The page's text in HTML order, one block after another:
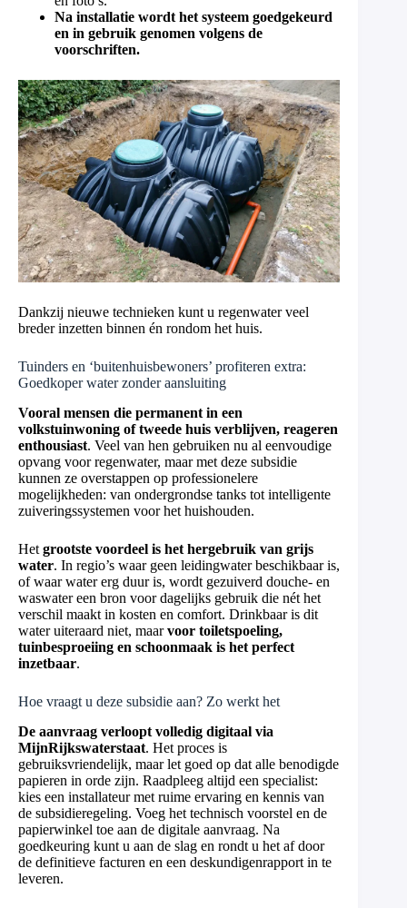
Na installatie wordt het systeem goedgekeurd
en in gebruik genomen volgens de
voorschriften.
Dankzij nieuwe technieken kunt u regenwater veel
breder inzetten binnen én rondom het huis.
Tuinders en ‘buitenhuisbewoners’ profiteren extra:
Goedkoper water zonder aansluiting
Vooral mensen die permanent in een
volkstuinwoning of tweede huis verblijven, reageren
enthousiast. Veel van hen gebruiken nu al eenvoudige
opvang voor regenwater, maar met deze subsidie
kunnen ze overstappen op professionelere
mogelijkheden: van ondergrondse tanks tot intelligente
zuiveringssystemen voor het huishouden.
Het grootste voordeel is het hergebruik van grijs
water. In regio’s waar geen leidingwater beschikbaar is,
of waar water erg duur is, wordt gezuiverd douche- en
waswater een bron voor dagelijks gebruik die nét het
verschil maakt in kosten en comfort. Drinkbaar is dit
water uiteraard niet, maarvoor toiletspoeling,
tuinbesproeiing en schoonmaak is het perfect
inzetbaar.
Hoe vraagt u deze subsidie aan? Zo werkt het
De aanvraag verloopt volledig digitaal via
MijnRijkswaterstaat. Het proces is
gebruiksvriendelijk, maar let goed op dat alle benodigde
papieren in orde zijn. Raadpleeg altijd een specialist:
kies een installateur met ruime ervaring en kennis van
de subsidieregeling. Voeg het technisch voorstel en de
papierwinkel toe aan de digitale aanvraag. Na
goedkeuring kunt u aan de slag en rondt u het af door
de definitieve facturen en een deskundigenrapport in te
leveren.